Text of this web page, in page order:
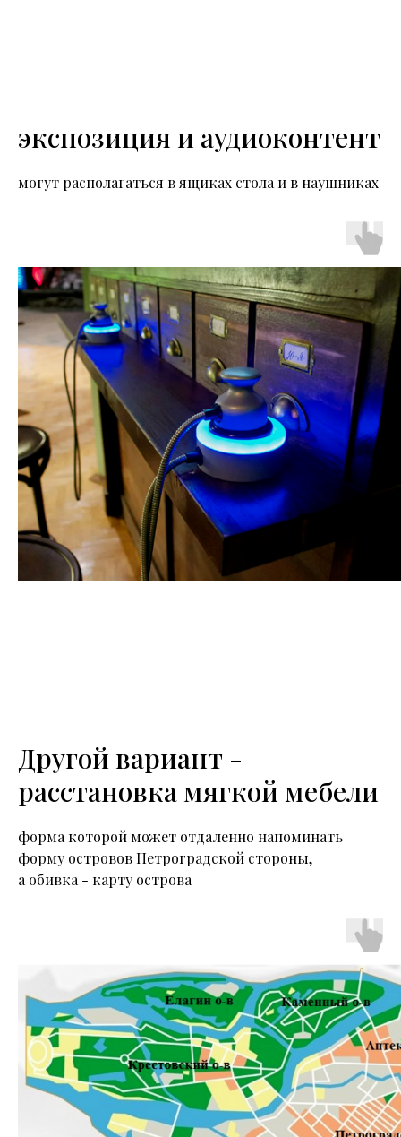
экспозиция и аудиоконтент
могут располагаться в ящиках стола и в наушниках
Другой вариант -
расстановка мягкой мебели
форма которой может отдаленно напоминать
форму островов Петроградской стороны,
а обивка - карту острова